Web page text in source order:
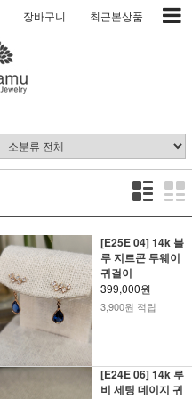
장바구니 최근본상품
[E25E 04] 14k 블
루 지르콘 투웨이
귀걸이
399,000원
3,900원 적립
[E24E 06] 14k 루
비 세팅 데이지 귀